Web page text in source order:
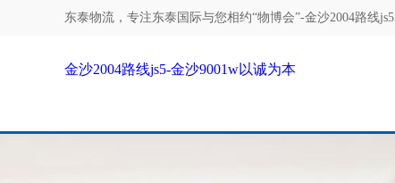
东泰物流，专注东泰国际与您相约“物博会”-金沙2004路线js5
金沙2004路线js5-金沙9001w以诚为本